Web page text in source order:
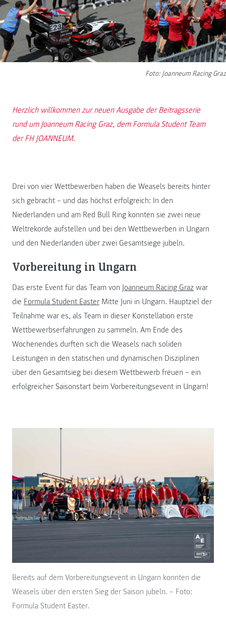
Foto: Joanneum Racing Graz
Herzlich willkommen zur neuen Ausgabe der Beitragsserie
rund um Joanneum Racing Graz, dem Formula Student Team
der FH JOANNEUM.
Drei von vier Wettbewerben haben die Weasels bereits hinter
sich gebracht – und das höchst erfolgreich: In den
Niederlanden und am Red Bull Ring konnten sie zwei neue
Weltrekorde aufstellen und bei den Wettbewerben in Ungarn
und den Niederlanden über zwei Gesamtsiege jubeln.
Vorbereitung in Ungarn
Das erste Event für das Team von Joanneum Racing Graz war
die Formula Student Easter Mitte Juni in Ungarn. Hauptziel der
Teilnahme war es, als Team in dieser Konstellation erste
Wettbewerbserfahrungen zu sammeln. Am Ende des
Wochenendes durften sich die Weasels nach soliden
Leistungen in den statischen und dynamischen Disziplinen
über den Gesamtsieg bei diesem Wettbewerb freuen – ein
erfolgreicher Saisonstart beim Vorbereitungsevent in Ungarn!
Bereits auf dem Vorbereitungsevent in Ungarn konnten die
Weasels über den ersten Sieg der Saison jubeln. – Foto:
Formula Student Easter.